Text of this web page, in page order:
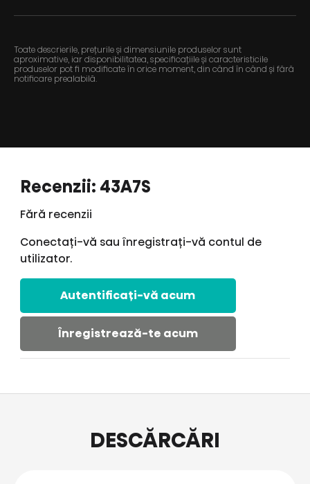
Toate descrierile, prețurile și dimensiunile produselor sunt
aproximative, iar disponibilitatea, specificațiile și caracteristicile
produselor pot fi modificate în orice moment, din când în când și fără
notificare prealabilă.
Recenzii: 43A7S
Fără recenzii
Conectați-vă sau înregistrați-vă contul de
utilizator.
Autentificați-vă acum
Înregistrează-te acum
DESCĂRCĂRI